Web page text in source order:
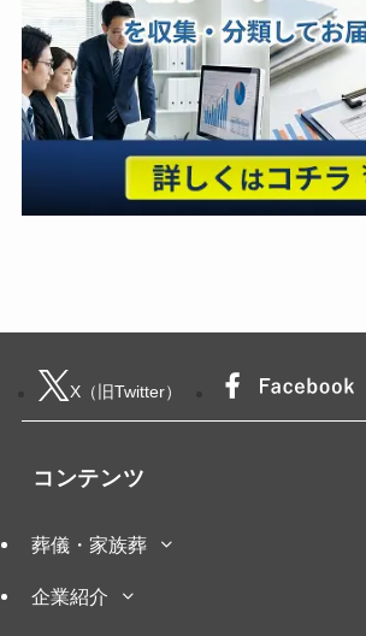
X（旧Twitter）
コンテンツ
葬儀・家族葬
企業紹介